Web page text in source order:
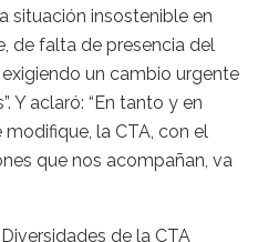
situación insostenible en
de falta de presencia del
un cambio urgente
Y aclaró: “En tanto y en
la CTA, con el
que nos acompañan, va
de la CTA